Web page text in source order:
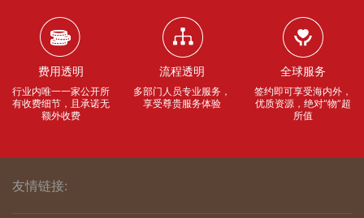
费用透明
行业内唯一一家公开所
有收费细节，且承诺无
额外收费
流程透明
多部门人员专业服务，
享受尊贵服务体验
全球服务
签约即可享受海内外，
优质资源，绝对“物”超
所值
友情链接: